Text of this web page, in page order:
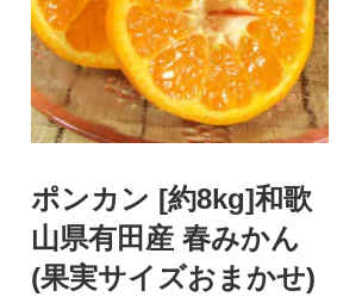
ポンカン [約8kg]和歌
山県有田産 春みかん
(果実サイズおまかせ)